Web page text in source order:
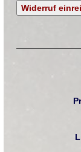
Widerruf